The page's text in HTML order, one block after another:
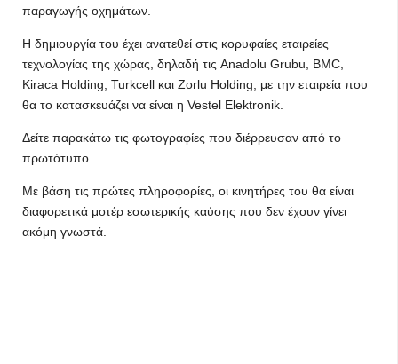
παραγωγής οχημάτων.
Η δημιουργία του έχει ανατεθεί στις κορυφαίες εταιρείες
τεχνολογίας της χώρας, δηλαδή τις Anadolu Grubu, BMC,
Kiraca Holding, Turkcell και Zorlu Holding, με την εταιρεία που
θα το κατασκευάζει να είναι η Vestel Elektronik.
Δείτε παρακάτω τις φωτογραφίες που διέρρευσαν από το
πρωτότυπο.
Με βάση τις πρώτες πληροφορίες, οι κινητήρες του θα είναι
διαφορετικά μοτέρ εσωτερικής καύσης που δεν έχουν γίνει
ακόμη γνωστά.